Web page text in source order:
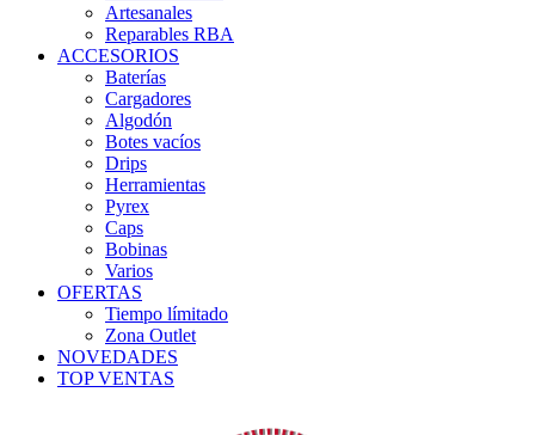
Artesanales
Reparables RBA
ACCESORIOS
Baterías
Cargadores
Algodón
Botes vacíos
Drips
Herramientas
Pyrex
Caps
Bobinas
Varios
OFERTAS
Tiempo límitado
Zona Outlet
NOVEDADES
TOP VENTAS